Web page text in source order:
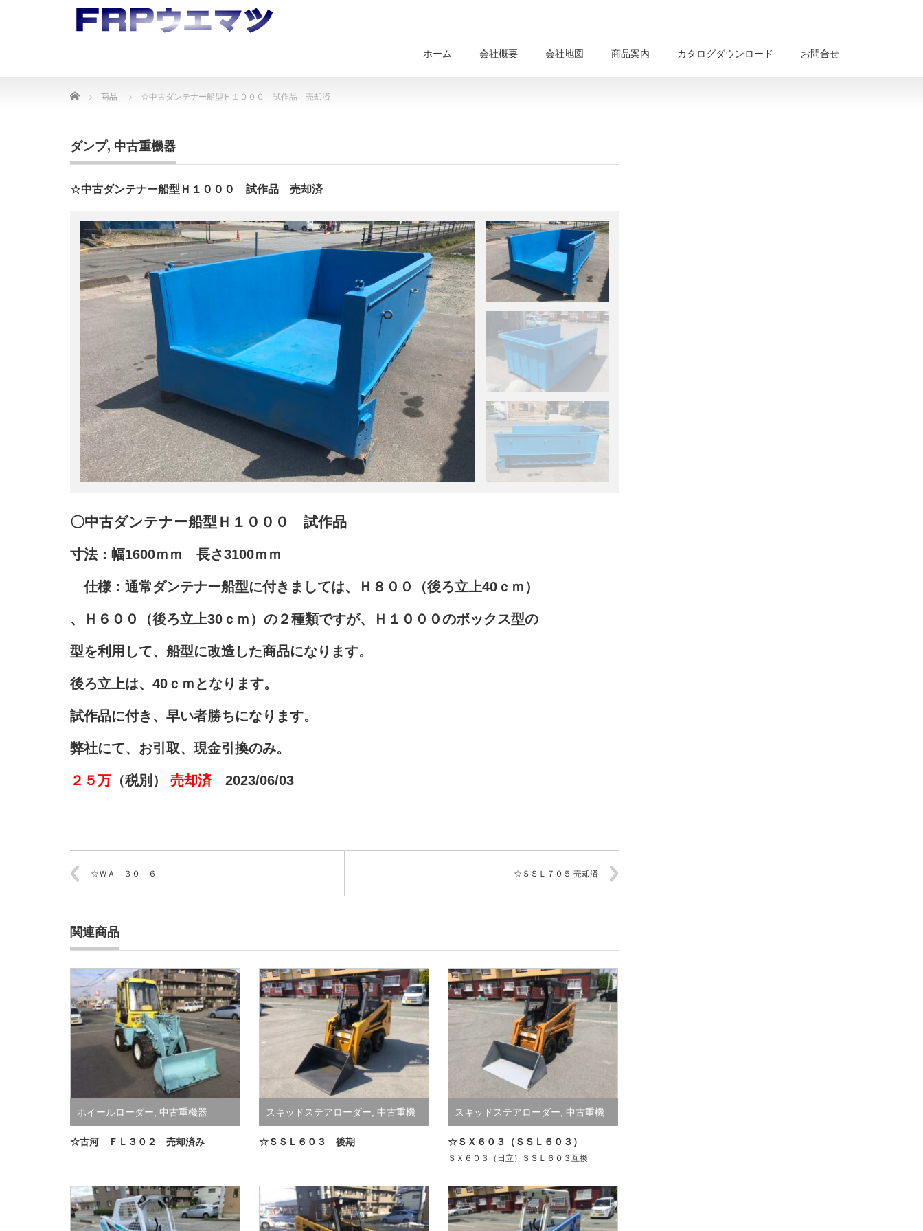
ホーム 会社概要 会社地図 商品案内 カタログダウンロード お問合せ
Home 商品 ☆中古ダンテナー船型Ｈ１０００ 試作品 売却済
ダンプ, 中古重機器
☆中古ダンテナー船型Ｈ１０００ 試作品 売却済
〇中古ダンテナー船型Ｈ１０００ 試作品
寸法：幅1600ｍｍ 長さ3100ｍｍ
仕様：通常ダンテナー船型に付きましては、Ｈ８００（後ろ立上40ｃｍ）
、Ｈ６００（後ろ立上30ｃｍ）の２種類ですが、Ｈ１０００のボックス型の
型を利用して、船型に改造した商品になります。
後ろ立上は、40ｃｍとなります。
試作品に付き、早い者勝ちになります。
弊社にて、お引取、現金引換のみ。
２５万 （税別） 売却済2023/06/03
☆ＷＡ－３０－６ ☆ＳＳＬ７０５ 売却済
関連商品
ホイールローダー 中古重機器
☆古河 ＦＬ３０２ 売却済み
スキッドステアローダー 中古重機
器
☆ＳＳＬ６０３ 後期
スキッドステアローダー 中古重機
器
☆ＳＸ６０３（ＳＳＬ６０３）
ＳＸ６０３（日立）ＳＳＬ６０３互換